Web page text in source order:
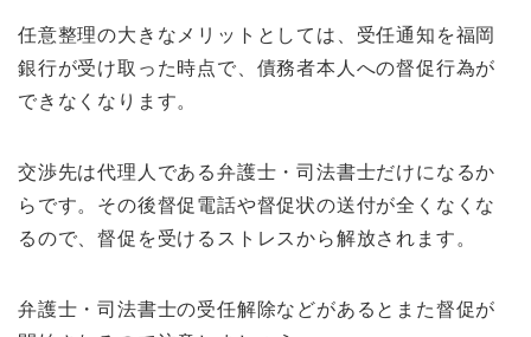
任意整理の大きなメリットとしては、受任通知を福岡
銀行が受け取った時点で、債務者本人への督促行為が
できなくなります。
交渉先は代理人である弁護士・司法書士だけになるか
らです。その後督促電話や督促状の送付が全くなくな
るので、督促を受けるストレスから解放されます。
弁護士・司法書士の受任解除などがあるとまた督促が